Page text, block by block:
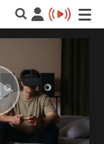
Toggle